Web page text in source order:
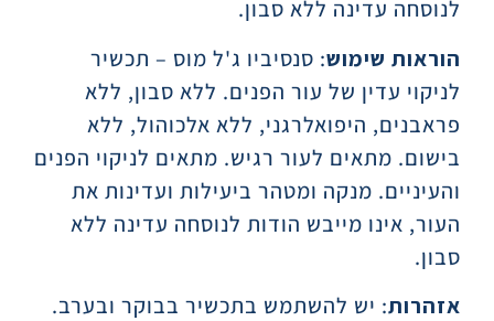
לנוסחה עדינה ללא סבון.
הוראות שימוש: סנסיביו ג'ל מוס – תכשיר
לניקוי עדין של עור הפנים. ללא סבון, ללא
פראבנים, היפואלרגני, ללא אלכוהול, ללא
בישום. מתאים לעור רגיש. מתאים לניקוי הפנים
והעיניים. מנקה ומטהר ביעילות ועדינות את
העור, אינו מייבש הודות לנוסחה עדינה ללא
סבון.
אזהרות: יש להשתמש בתכשיר בבוקר ובערב.